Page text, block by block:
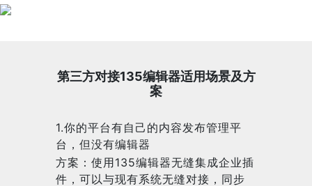
第三方对接135编辑器适用场景及方
案
1.你的平台有自己的内容发布管理平
台，但没有编辑器
方案：使用135编辑器无缝集成企业插
件，可以与现有系统无缝对接，同步